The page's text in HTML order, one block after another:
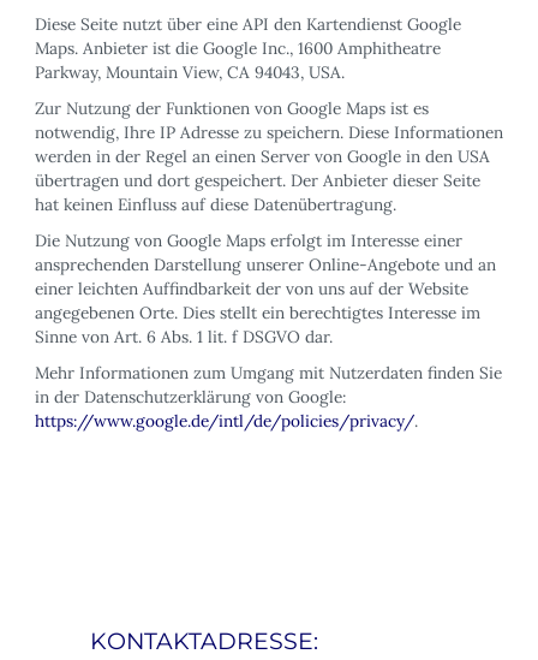
Diese Seite nutzt über eine API den Kartendienst Google
Maps. Anbieter ist die Google Inc., 1600 Amphitheatre
Parkway, Mountain View, CA 94043, USA.
Zur Nutzung der Funktionen von Google Maps ist es
notwendig, Ihre IP Adresse zu speichern. Diese Informationen
werden in der Regel an einen Server von Google in den USA
übertragen und dort gespeichert. Der Anbieter dieser Seite
hat keinen Einfluss auf diese Datenübertragung.
Die Nutzung von Google Maps erfolgt im Interesse einer
ansprechenden Darstellung unserer Online-Angebote und an
einer leichten Auffindbarkeit der von uns auf der Website
angegebenen Orte. Dies stellt ein berechtigtes Interesse im
Sinne von Art. 6 Abs. 1 lit. f DSGVO dar.
Mehr Informationen zum Umgang mit Nutzerdaten finden Sie
in der Datenschutzerklärung von Google:
https://www.google.de/intl/de/policies/privacy/.
KONTAKTADRESSE: